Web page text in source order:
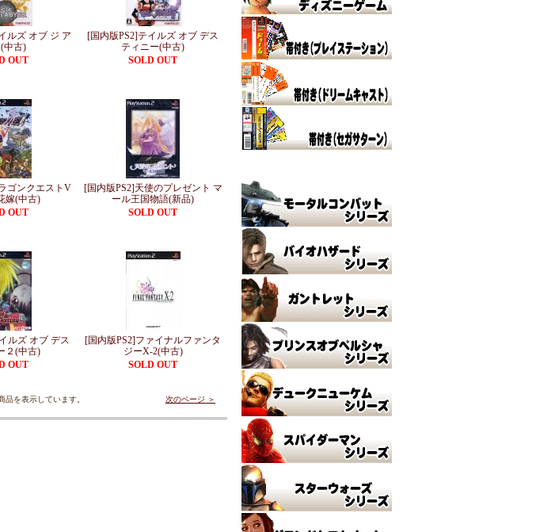
ルズ オブ ジ ア
中古)
OUT
[国内版PS2]テイルズ オブ デス
ティニー(中古)
SOLD OUT
ゴンクエストV
嫁(中古)
OUT
[国内版PS2]天使のプレゼント マ
ール王国物語(新品)
SOLD OUT
ルズ オブ デス
２(中古)
OUT
[国内版PS2]ファイナルファンタ
ジーX-2(中古)
SOLD OUT
品を表示しています。 次のページ ＞